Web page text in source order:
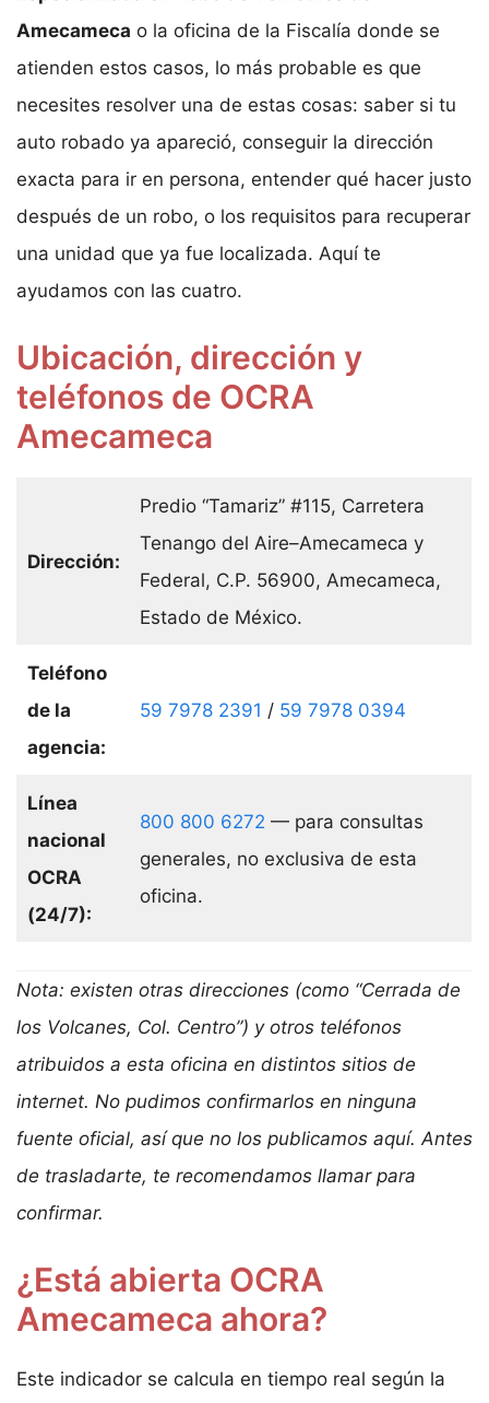
Amecameca o la oficina de la Fiscalía donde se
atienden estos casos, lo más probable es que
necesites resolver una de estas cosas: saber si tu
auto robado ya apareció, conseguir la dirección
exacta para ir en persona, entender qué hacer justo
después de un robo, o los requisitos para recuperar
una unidad que ya fue localizada. Aquí te
ayudamos con las cuatro.
Ubicación, dirección y
teléfonos de OCRA
Amecameca
Dirección:
Predio “Tamariz” #115, Carretera
Tenango del Aire–Amecameca y
Federal, C.P. 56900, Amecameca,
Estado de México.
Teléfono
de la
agencia:
59 7978 2391 / 59 7978 0394
Línea
nacional
OCRA
(24/7):
800 800 6272 — para consultas
generales, no exclusiva de esta
oficina.
Nota: existen otras direcciones (como “Cerrada de
los Volcanes, Col. Centro”) y otros teléfonos
atribuidos a esta oficina en distintos sitios de
internet. No pudimos confirmarlos en ninguna
fuente oficial, así que no los publicamos aquí. Antes
de trasladarte, te recomendamos llamar para
confirmar.
¿Está abierta OCRA
Amecameca ahora?
Este indicador se calcula en tiempo real según la